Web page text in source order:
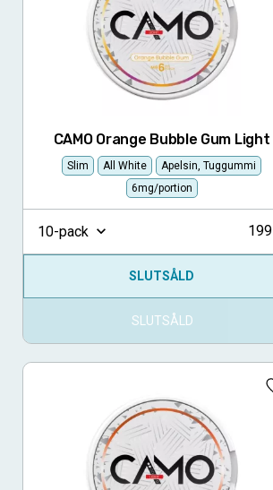
CAMO Orange Bubble Gum Light
Slim All White
Apelsin, Tuggummi
6mg/portion
10-pack 199
SLUTSÅLD
SLUTSÅLD